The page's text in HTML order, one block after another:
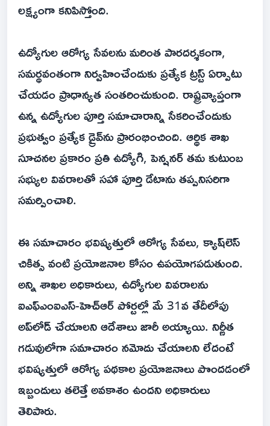
లక్ష్యంగా కనిపిస్తోంది.
ఉద్యోగుల ఆరోగ్య సేవలను మరింత పారదర్శకంగా,
సమర్థవంతంగా నిర్వహించేందుకు ప్రత్యేక ట్రస్ట్ ఏర్పాటు
చేయడం ప్రాధాన్యత సంతరించుకుంది. రాష్ట్రవ్యాప్తంగా
ఉన్న ఉద్యోగుల పూర్తి సమాచారాన్ని సేకరించేందుకు
ప్రభుత్వం ప్రత్యేక డ్రైవ్‌ను ప్రారంభించింది. ఆర్థిక శాఖ
సూచనల ప్రకారం ప్రతి ఉద్యోగి, పెన్షనర్ తమ కుటుంబ
సభ్యుల వివరాలతో సహా పూర్తి డేటాను తప్పనిసరిగా
సమర్పించాలి.
ఈ సమాచారం భవిష్యత్తులో ఆరోగ్య సేవలు, క్యాష్‌లెస్
చికిత్స వంటి ప్రయోజనాల కోసం ఉపయోగపడుతుంది.
అన్ని శాఖల అధికారులు, ఉద్యోగుల వివరాలను
ఐఎఫ్ఎంఐఎస్-హెచ్ఆర్ పోర్టల్లో మే 31వ తేదీలోపు
అప్‌లోడ్ చేయాలని ఆదేశాలు జారీ అయ్యాయి. నిర్ణీత
గడువులోగా సమాచారం నమోదు చేయాలని లేదంటే
భవిష్యత్తులో ఆరోగ్య పథకాల ప్రయోజనాలు పొందడంలో
ఇబ్బందులు తలెత్తే అవకాశం ఉందని అధికారులు
తెలిపారు.